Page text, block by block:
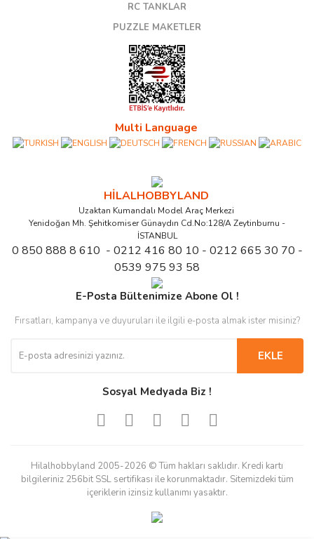
RC TANKLAR
PUZZLE MAKETLER
Multi Language
HİLALHOBBYLAND
Uzaktan Kumandalı Model Araç Merkezi
Yenidoğan Mh. Şehitkomiser Günaydın Cd.No:128/A Zeytinburnu -
İSTANBUL
0 850 888 8 610 - 0212 416 80 10 - 0212 665 30 70 -
0539 975 93 58
E-Posta Bültenimize Abone Ol !
Fırsatları, kampanya ve duyuruları ile ilgili e-posta almak ister misiniz?
EKLE
Sosyal Medyada Biz !
Hilalhobbyland 2005-2026 © Tüm hakları saklıdır. Kredi kartı
bilgileriniz 256bit SSL sertifikası ile korunmaktadır. Sitemizdeki tüm
içeriklerin izinsiz kullanımı yasaktır.